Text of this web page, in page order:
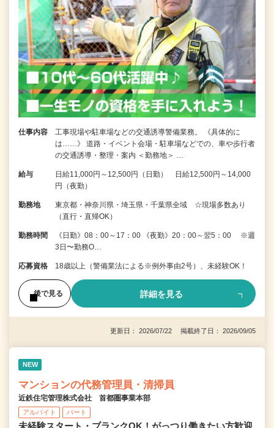
仕事内容
工事現場や駐車場などの交通誘導警備業務。 《具体的に
は……》 道路・イベント会場・駐車場などでの、車や歩行者
の交通誘導・整理・案内 ＜勤務地＞ …
給与
日給11,000円～12,500円（日勤） 日給12,500円～14,000
円（夜勤）
勤務地
東京都・神奈川県・埼玉県・千葉県全域 ☆現場多数あり
（直行・直帰OK）
勤務時間
《日勤》08：00～17：00 《夜勤》20：00～翌5：00 ※週
3日〜勤務O…
応募資格 18歳以上（警備業法による※例外事由2号）、未経験OK！
後で見る 詳細を見る
更新日： 2026/07/22 掲載終了日： 2026/09/05
NEW
マンションの代務管理員・清掃員
近鉄住宅管理株式会社 首都圏事業本部
アルバイト パート